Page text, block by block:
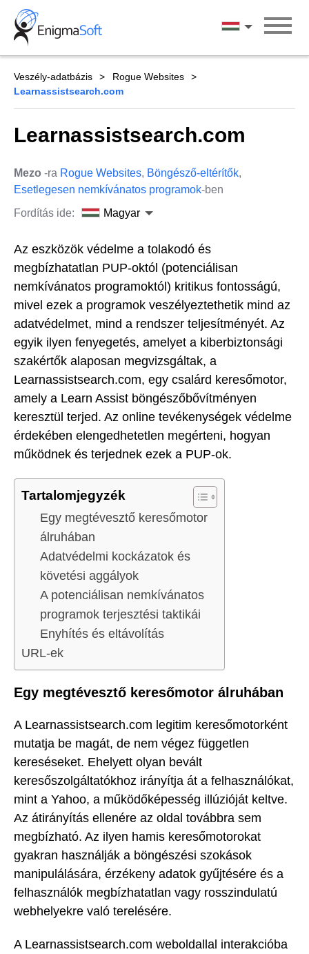
Skip
content
Magyar
Veszély-adatbázis
Rogue Websites
Learnassistsearch.com
Learnassistsearch.com
Mezo -ra Rogue Websites, Böngésző-eltérítők,
Esetlegesen nemkívánatos programok-ben
Fordítás ide:
Magyar
Az eszközök védelme a tolakodó és
megbízhatatlan PUP-októl (potenciálisan
nemkívánatos programoktól) kritikus fontosságú,
mivel ezek a programok veszélyeztethetik mind az
adatvédelmet, mind a rendszer teljesítményét. Az
egyik ilyen fenyegetés, amelyet a kiberbiztonsági
szakértők alaposan megvizsgáltak, a
Learnassistsearch.com, egy csalárd keresőmotor,
amely a Learn Assist böngészőbővítményen
keresztül terjed. Az online tevékenységek védelme
érdekében elengedhetetlen megérteni, hogyan
működnek és terjednek ezek a PUP-ok.
Tartalomjegyzék
Egy megtévesztő keresőmotor
álruhában
Adatvédelmi kockázatok és
követési aggályok
A potenciálisan nemkívánatos
programok terjesztési taktikái
Enyhítés és eltávolítás
URL-ek
Egy megtévesztő keresőmotor álruhában
A Learnassistsearch.com legitim keresőmotorként
mutatja be magát, de nem végez független
kereséseket. Ehelyett olyan bevált
keresőszolgáltatókhoz irányítja át a felhasználókat,
mint a Yahoo, a működőképesség illúzióját keltve.
Az átirányítás ellenére az oldal továbbra sem
megbízható. Az ilyen hamis keresőmotorokat
gyakran használják a böngészési szokások
manipulálására, érzékeny adatok gyűjtésére és a
felhasználók megbízhatatlan vagy rosszindulatú
webhelyekre való terelésére.
A Learnassistsearch.com weboldallal interakcióba